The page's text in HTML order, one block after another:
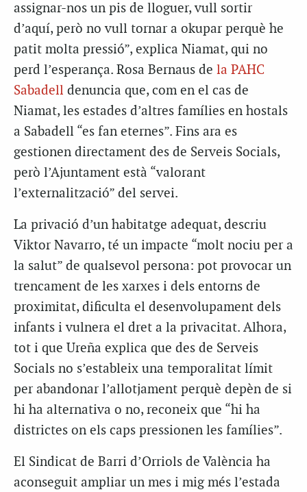
assignar-nos un pis de lloguer, vull sortir
d’aquí, però no vull tornar a okupar perquè he
patit molta pressió”, explica Niamat, qui no
perd l’esperança. Rosa Bernaus de la PAHC
Sabadell denuncia que, com en el cas de
Niamat, les estades d’altres famílies en hostals
a Sabadell “es fan eternes”. Fins ara es
gestionen directament des de Serveis Socials,
però l’Ajuntament està “valorant
l’externalització” del servei.
La privació d’un habitatge adequat, descriu
Viktor Navarro, té un impacte “molt nociu per a
la salut” de qualsevol persona: pot provocar un
trencament de les xarxes i dels entorns de
proximitat, dificulta el desenvolupament dels
infants i vulnera el dret a la privacitat. Alhora,
tot i que Ureña explica que des de Serveis
Socials no s’estableix una temporalitat límit
per abandonar l’allotjament perquè depèn de si
hi ha alternativa o no, reconeix que “hi ha
districtes on els caps pressionen les famílies”.
El Sindicat de Barri d’Orriols de València ha
aconseguit ampliar un mes i mig més l’estada